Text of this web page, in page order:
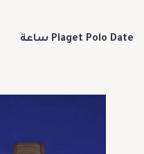
Piaget Polo Date ساعة